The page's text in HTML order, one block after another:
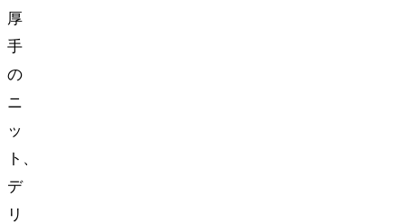
厚
手
の
ニ
ッ
ト、
デ
リ